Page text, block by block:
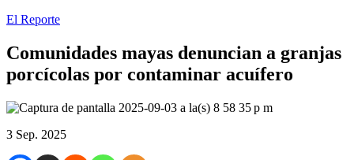
El Reporte
Comunidades mayas denuncian a granjas
porcícolas por contaminar acuífero
3 Sep. 2025